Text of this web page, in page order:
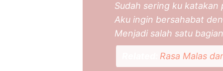
Sudah sering ku katakan
Aku ingin bersahabat
Menjadi salah satu
Rasa Malas